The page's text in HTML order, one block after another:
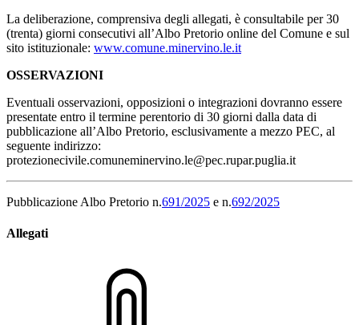
La deliberazione, comprensiva degli allegati, è consultabile per 30
(trenta) giorni consecutivi all’Albo Pretorio online del Comune e sul
sito istituzionale: www.comune.minervino.le.it
OSSERVAZIONI
Eventuali osservazioni, opposizioni o integrazioni dovranno essere
presentate entro il termine perentorio di 30 giorni dalla data di
pubblicazione all’Albo Pretorio, esclusivamente a mezzo PEC, al
seguente indirizzo:
protezionecivile.comuneminervino.le@pec.rupar.puglia.it
Pubblicazione Albo Pretorio n.691/2025 e n.692/2025
Allegati